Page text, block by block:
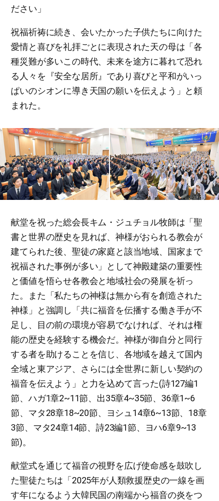
ださい」
祝福祈祷に続き、会いたかった子供たちに向けた
愛情と喜びを礼拝ごとに表現された天の母は「各
種災難が多いこの時代、未来を途方に暮れて恐れ
る人々を『安全な居所』であり喜びと平和がいっ
ぱいのシオンに導き天国の願いを伝えよう」と頼
まれた。
献堂を祝った総会長キム・ジュチョル牧師は「聖
書と世界の歴史を見れば、神様がおられる教会が
建てられた後、聖徒の家庭と該当地域、国家まで
祝福された事例が多い」として神殿建築の重要性
と価値を悟らせ各教会と地域社会の発展を祈っ
た。また「私たちの神様は無から有を創造された
神様」と強調し「共に福音を伝播する働き手が不
足し、目の前の環境が容易でなければ、それは権
能の歴史を経験する機会だ。神様が御自分と同行
する者を助けることを信じ、各地域を越えて国内
全域と東アジア、さらには全世界に新しい契約の
福音を伝えよう」と力を込めて言った(詩127編1
節、ハガ1章2~11節、出35章4~35節、36章1~6
節、マタ28章18~20節、ヨシュ14章6~13節、18章
3節、マタ24章14節、詩23編1節、ヨハ6章9~13
節)。
献堂式を通じて福音の視野を広げ使命感を鼓吹し
た聖徒たちは「2025年が人類救援歴史の一線を画
す年になるよう大韓民国の南端から福音の炎をつ